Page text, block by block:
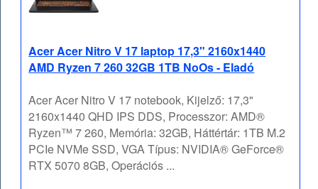
Acer Acer Nitro V 17 laptop 17,3" 2160x1440
AMD Ryzen 7 260 32GB 1TB NoOs - Eladó
Acer Acer Nitro V 17 notebook, Kijelző: 17,3"
2160x1440 QHD IPS DDS, Processzor: AMD®
Ryzen™ 7 260, Memória: 32GB, Háttértár: 1TB M.2
PCIe NVMe SSD, VGA Típus: NVIDIA® GeForce®
RTX 5070 8GB, Operációs ...